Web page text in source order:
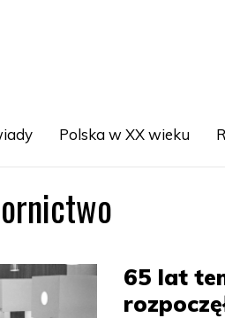
Polska w XX wieku
65 lat